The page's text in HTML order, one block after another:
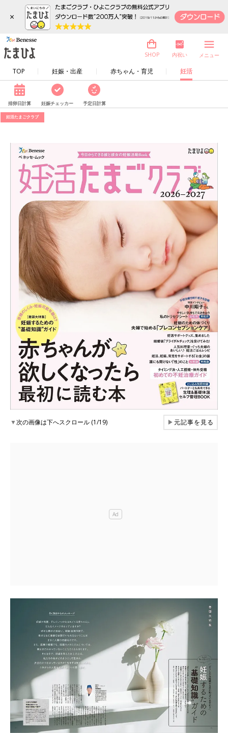
×
TOP 妊娠・出産 赤ちゃん・育児 妊活
SHOP 内祝い メニュー
排卵日計算 妊娠チェッカー 予定日計算
妊活たまごクラブ
▼次の画像は下へスクロール (1/19) ▶元記事を見る